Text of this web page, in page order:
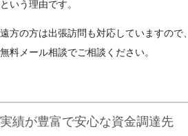
という理由です。
遠方の方は出張訪問も対応していますので、
無料メール相談でご相談ください。
実績が豊富で安心な資金調達先